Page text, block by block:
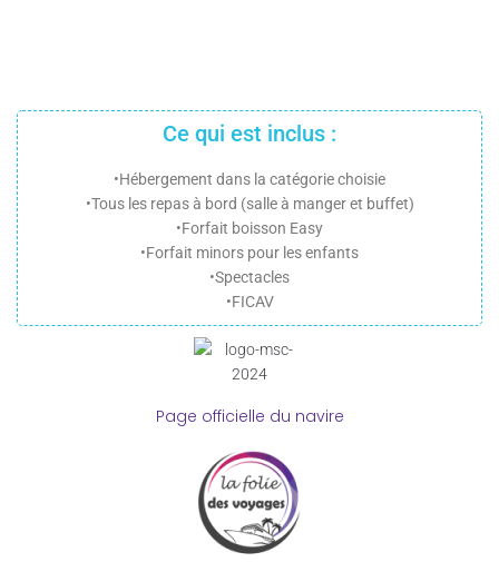
Ce qui est inclus :
•Hébergement dans la catégorie choisie
•Tous les repas à bord (salle à manger et buffet)
•Forfait boisson Easy
•Forfait minors pour les enfants
•Spectacles
•FICAV
Page officielle du navire